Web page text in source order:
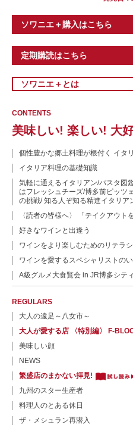
ソワニエ＋購入はこちら
定期購読はこちら
ソワニエ＋とは
CONTENTS
美味しい! 楽しい! 大
個性豊かな郷土料理が根付く イタ
イタリア料理の基礎知識
気軽に通えるイタリアン/パスタ図
はフレッシュチーズ/博多前ピッツ
の挑戦/ 知る人ぞ知る精進イタリア
〈読者の皆様へ〉 「テイクアウ
好きなワインと出逢う
ワインをより楽しむためのリテラ
ワインを愛するスペシャリストの
A級グルメ大食覧会 in JR博多シテ
REGULARS
大人の遠足～八女市～
大人が愛する店 〈特別編〉 F-
美味しい顔
NEWS
繁盛店のまかない拝見!
九州のスター生産者
料理人のとある休日
ザ・メシュラン再潜入